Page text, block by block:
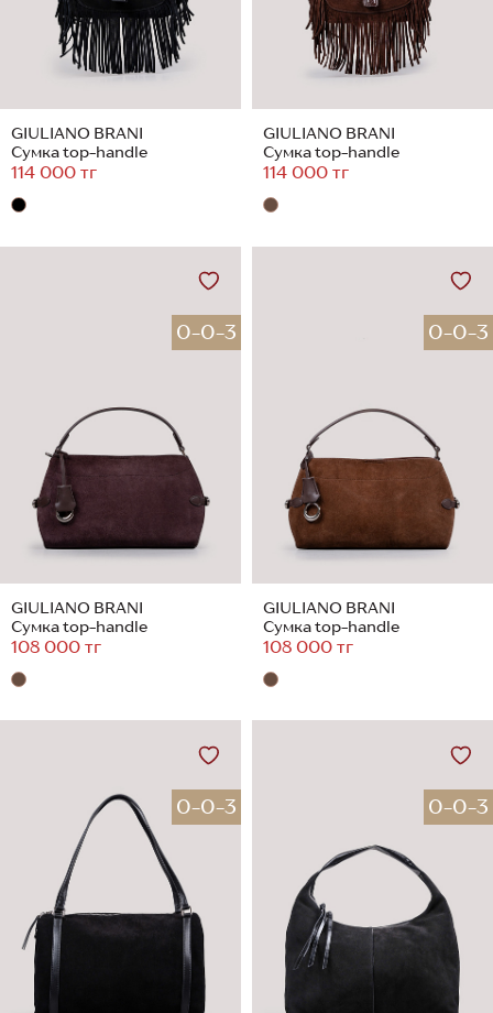
GIULIANO BRANI
Сумка top-handle
114 000 тг
GIULIANO BRANI
Сумка top-handle
114 000 тг
0-0-3
GIULIANO BRANI
Сумка top-handle
108 000 тг
0-0-3
GIULIANO BRANI
Сумка top-handle
108 000 тг
0-0-3 0-0-3